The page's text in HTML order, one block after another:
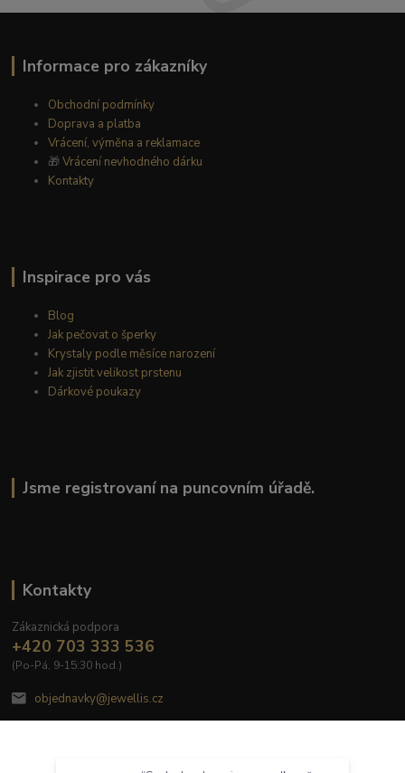
Informace pro zákazníky
Obchodní podmínky
Doprava a platba
Vrácení, výměna a reklamace
🎁Vrácení nevhodného dárku
Kontakty
Inspirace pro vás
Blog
Jak pečovat o šperky
Krystaly podle měsíce narození
Jak zjistit velikost prstenu
Dárkové poukazy
Jsme registrovaní na puncovním úřadě.
Kontakty
Zákaznická podpora
+420 703 333 536
(Po-Pá, 9-15:30 hod.)
objednavky@jewellis.cz